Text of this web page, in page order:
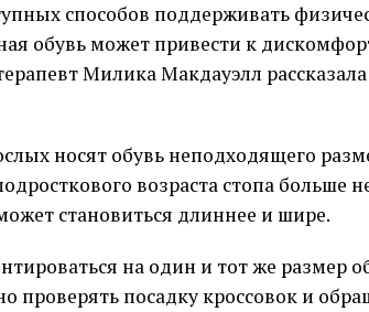
способов поддерживать
обувь может привести к
Милика Макдауэлл
носят обувь неподходящего
возраста стопа больше
становиться длиннее и шире.
на один и тот же размер
проверять посадку кроссовок и